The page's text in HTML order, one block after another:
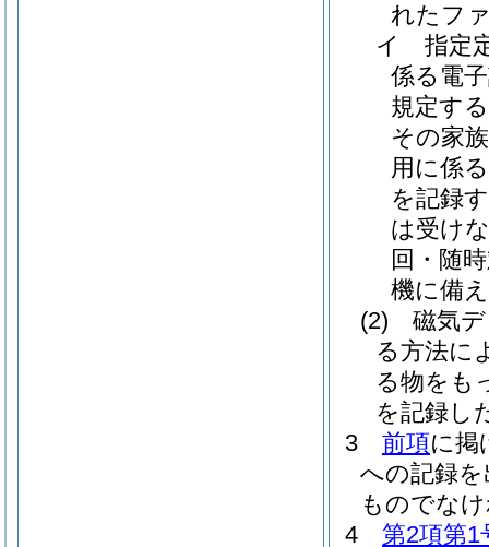
れたフ
イ
指定
係る電
規定す
その家
用に係
を記録
は受け
回・随
機に備
(2)
磁気
る方法に
る物をも
を記録し
3
前項に掲
への記録
ものでな
4
第2項第1